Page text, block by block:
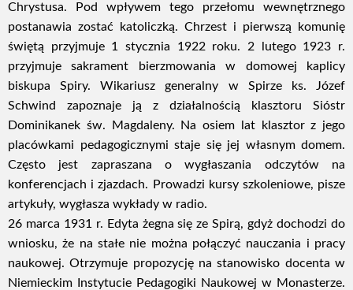
Chrystusa. Pod wpływem tego przełomu wewnętrznego
postanawia zostać katoliczką. Chrzest i pierwszą komunię
świętą przyjmuje 1 stycznia 1922 roku. 2 lutego 1923 r.
przyjmuje sakrament bierzmowania w domowej kaplicy
biskupa Spiry. Wikariusz generalny w Spirze ks. Józef
Schwind zapoznaje ją z działalnością klasztoru Sióstr
Dominikanek św. Magdaleny. Na osiem lat klasztor z jego
placówkami pedagogicznymi staje się jej własnym domem.
Często jest zapraszana o wygłaszania odczytów na
konferencjach i zjazdach. Prowadzi kursy szkoleniowe, pisze
artykuły, wygłasza wykłady w radio.
26 marca 1931 r. Edyta żegna się ze Spirą, gdyż dochodzi do
wniosku, że na stałe nie można połączyć nauczania i pracy
naukowej. Otrzymuje propozycję na stanowisko docenta w
Niemieckim Instytucie Pedagogiki Naukowej w Monasterze.